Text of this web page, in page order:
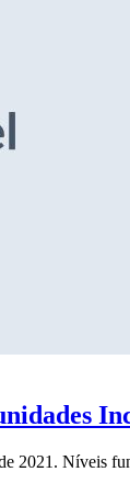
2021. Níveis